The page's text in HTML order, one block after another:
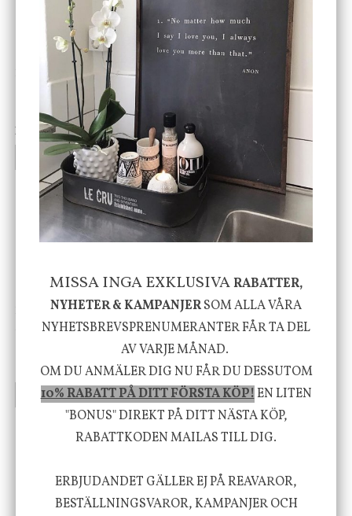
Cloudy kruka mini, vit
199 kr
INFO KÖP
Bordslampa Mushroom
499 kr
INFO KÖP
House Doctor
Skål, Hands marmor
635 kr795 kr
-20%
INFO KÖP
Nicolas Vahé
Serveringsfat, Ostron,
Stengods
415 kr
INFO KÖP
välbefinnande för dig och ditt hem! Med
MISSA INGA EXKLUSIVARABATTER,
NYHETER & KAMPANJERSOM ALLA VÅRA
NYHETSBREVSPRENUMERANTER FÅR TA DEL
AV VARJE MÅNAD.
OM DU ANMÄLER DIG NU FÅR DU DESSUTOM
10% RABATT PÅ DITT FÖRSTA KÖP!EN LITEN
"BONUS" DIREKT PÅ DITT NÄSTA KÖP,
RABATTKODEN MAILAS TILL DIG.
ERBJUDANDET GÄLLER EJ PÅ REAVAROR,
BESTÄLLNINGSVAROR, KAMPANJER OCH